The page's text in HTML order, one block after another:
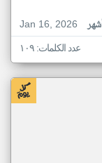
Jan 16, 2026
عدد الكلمات: ١٠٩